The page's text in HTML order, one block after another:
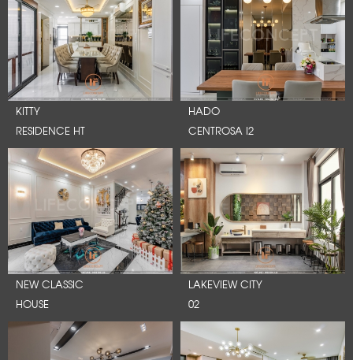
KITTY
RESIDENCE HT
HADO
CENTROSA I2
NEW CLASSIC
HOUSE
LAKEVIEW CITY
02